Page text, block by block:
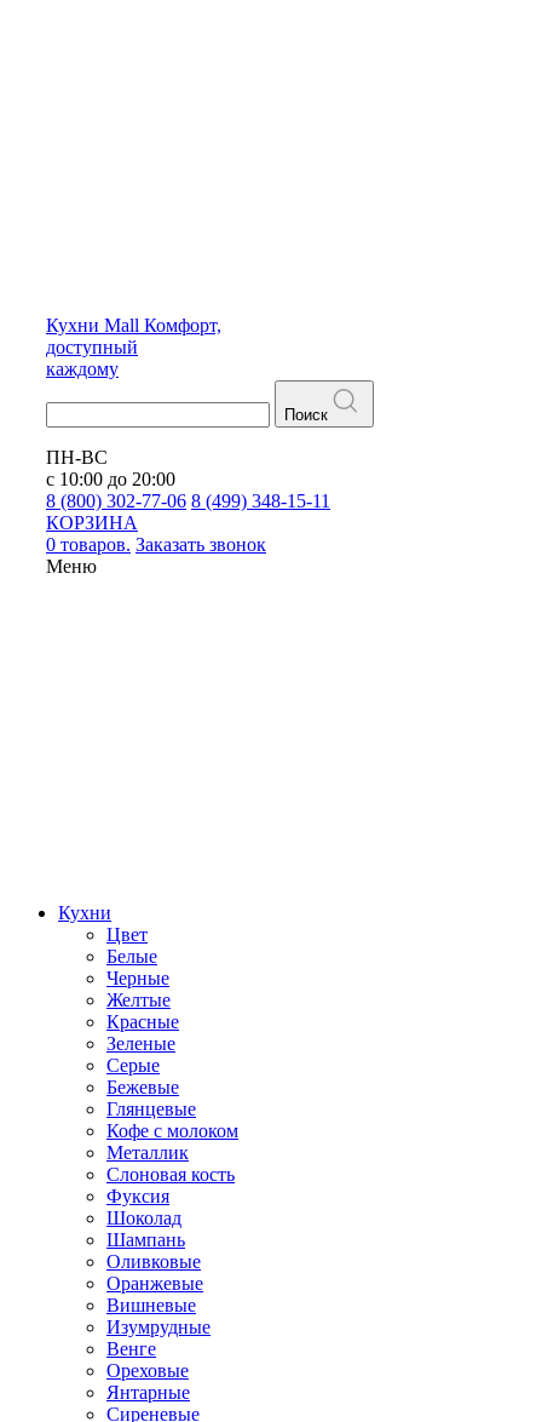
Кухни Mall Комфорт,
доступный
каждому
Поиск
ПН-ВС
с 10:00 до 20:00
8 (800) 302-77-06 8 (499) 348-15-11
КОРЗИНА
0 товаров. Заказать звонок
Меню
Кухни
Цвет
Белые
Черные
Желтые
Красные
Зеленые
Серые
Бежевые
Глянцевые
Кофе с молоком
Металлик
Слоновая кость
Фуксия
Шоколад
Шампань
Оливковые
Оранжевые
Вишневые
Изумрудные
Венге
Ореховые
Янтарные
Сиреневые